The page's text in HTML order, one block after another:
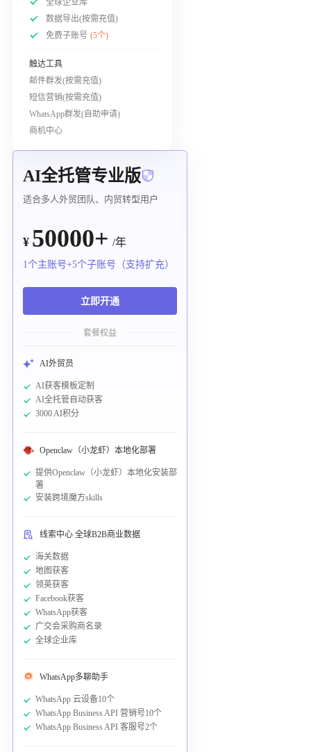
全球企业库
数据导出(按需充值)
免费子账号 (5个)
触达工具
邮件群发(按需充值)
短信营销(按需充值)
WhatsApp群发(自助申请)
商机中心
AI全托管专业版
适合多人外贸团队、内贸转型用户
¥ 50000+ /年
1个主账号+5个子账号（支持扩充）
立即开通
套餐权益
AI外贸员
AI获客模板定制
AI全托管自动获客
3000 AI积分
Openclaw（小龙虾）本地化部署
提供Openclaw（小龙虾）本地化安装部
署
安装跨境魔方skills
线索中心 全球B2B商业数据
海关数据
地图获客
领英获客
Facebook获客
WhatsApp获客
广交会采购商名录
全球企业库
WhatsApp多聊助手
WhatsApp 云设备10个
WhatsApp Business API 营销号10个
WhatsApp Business API 客服号2个